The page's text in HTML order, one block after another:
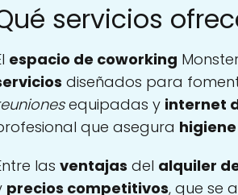
servicios
espacio de coworking
diseñados para
equipadas y internet
que asegura
las ventajas del alquiler
precios competitivos, que se